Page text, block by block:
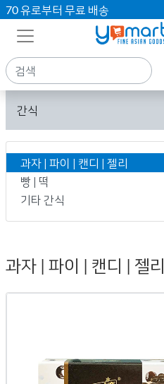
70 유로부터 무료 배송
간식
과자 | 파이 | 캔디 | 젤리
빵 | 떡
기타 간식
과자 | 파이 | 캔디 | 젤리